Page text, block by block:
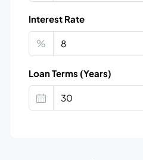
Interest Rate
%
Loan Terms (Years)